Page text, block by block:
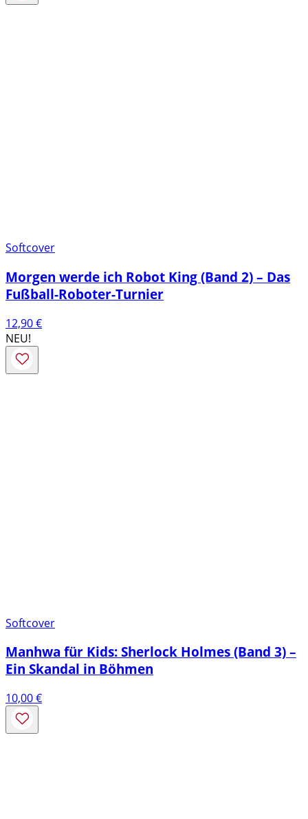
Softcover
Morgen werde ich Robot King (Band 2) – Das
Fußball-Roboter-Turnier
12,90€
NEU!
Softcover
Manhwa für Kids: Sherlock Holmes (Band 3) –
Ein Skandal in Böhmen
10,00€